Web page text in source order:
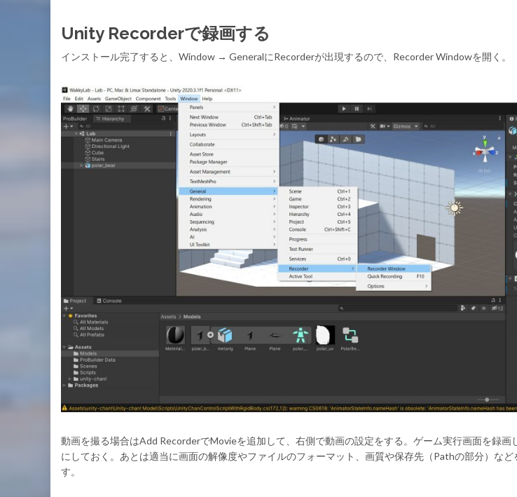
Unity Recorderで録画する
インストール完了すると、Window → GeneralにRecorderが出現するので、Recorder Windowを開く。
動画を撮る場合はAdd RecorderでMovieを追加して、右側で動画の設定をする。ゲーム実行画面を録画
にしておく。あとは適当に画面の解像度やファイルのフォーマット、画質や保存先（Pathの部分）な
す。